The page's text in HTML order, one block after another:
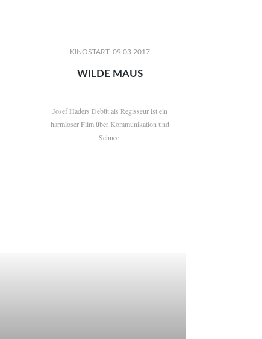
KINOSTART: 09.03.2017
WILDE MAUS
Josef Haders Debüt als Regisseur ist ein
harmloser Film über Kommunikation und
Schnee.